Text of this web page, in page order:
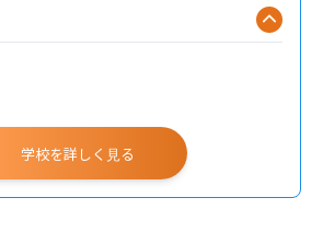
学校を詳しく見る